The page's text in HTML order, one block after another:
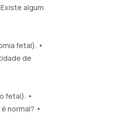
algum
fetal). •
de
fetal). •
normal? •